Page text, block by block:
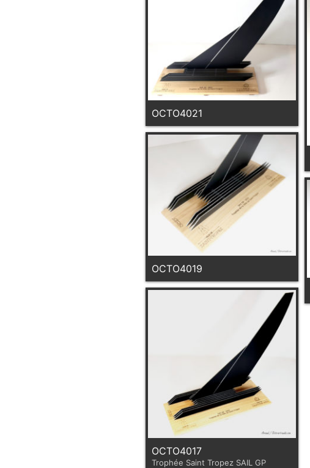
OCTO4021
OCTO4019
OCTO4017
Trophée Saint Tropez SAIL GP